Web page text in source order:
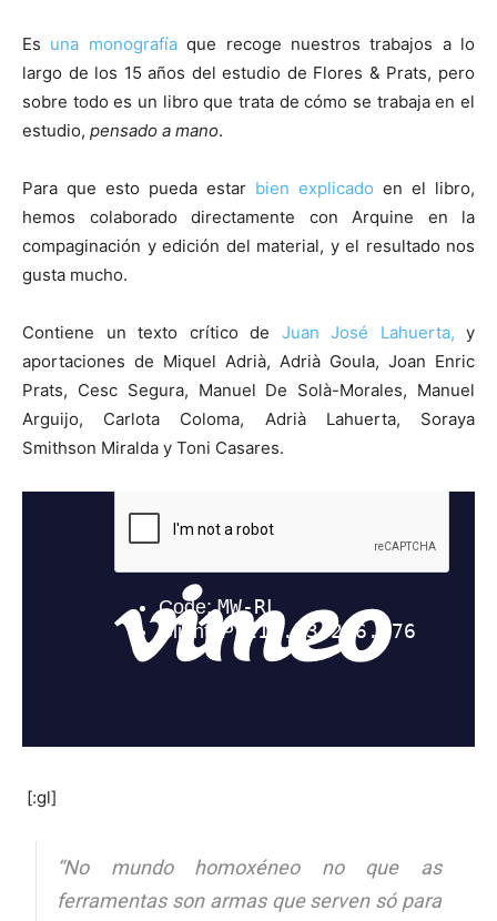
Es una monografíaque recoge nuestros trabajos a lo
largo de los 15 años del estudio de Flores & Prats, pero
sobre todo es un libro que trata de cómo se trabaja en el
estudio, pensado a mano.
Para que esto pueda estar bien explicado en el libro,
hemos colaborado directamente con Arquine en la
compaginación y edición del material, y el resultado nos
gusta mucho.
Contiene un texto crítico de Juan José Lahuerta, y
aportaciones de Miquel Adrià, Adrià Goula, Joan Enric
Prats, Cesc Segura, Manuel De Solà-Morales, Manuel
Arguijo, Carlota Coloma, Adrià Lahuerta, Soraya
Smithson Miralda y Toni Casares.
[:gl]
“No mundo homoxéneo no que as
ferramentas son armas que serven só para